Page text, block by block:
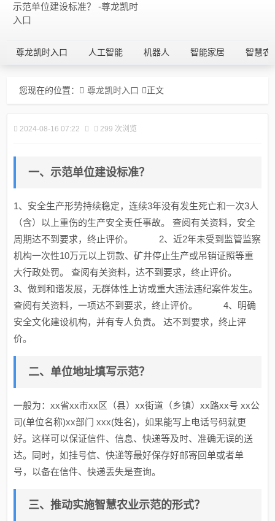
示范单位建设标准？ -尊龙凯时
入口
尊龙凯时入口 人工智能 机器人 智能家居 智慧农
您现在的位置： 尊龙凯时入口 正文
2024-08-16 07:22 299 次浏览
一、示范单位建设标准？
1、安全生产形势持续稳定，连续3年没有发生死亡和一次3人
（含）以上重伤的生产安全责任事故。 查阅有关资料，安全
周期达不到要求，终止评价。 2、近2年未受到监管监察
机构一次性10万元以上罚款、矿井停止生产或吊销证照等重
大行政处罚。 查阅有关资料，达不到要求，终止评价。
3、做到和谐发展，无群体性上访或重大违法违纪案件发生。
查阅有关资料，一项达不到要求，终止评价。 4、明确
安全文化建设机构，并有专人负责。 达不到要求，终止评
价。
二、单位地址填写示范？
一般为：xx省xx市xx区（县）xx街道（乡镇）xx路xx号 xx公
司(单位名称)xx部门 xxx(姓名)，如果能写上电话号码就更
好。这样可以保证信件、信息、快递等及时、准确无误的送
达。同时，如挂号信、快递等最好保存好邮寄回单或者单
号，以备在信件、快递丢失是查询。
三、推动实施智慧农业示范的形式？